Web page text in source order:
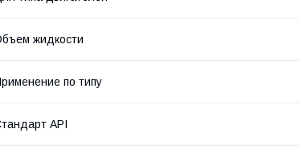
жидкости
по типу
API